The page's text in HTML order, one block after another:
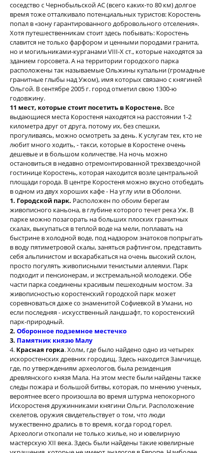
соседство с Чернобыльской АС (всего каких-то 80 км) долгое
время тоже отталкивало потенциальных туристов: Коростень
попал в «зону гарантированного добровольного отселения».
Хотя путешественникам стоит здесь побывать: Коростень
славится не только фарфором и ценными породами гранита,
но и могильниками-курганами VIII-Х ст., которые находятся за
зданием горсовета. А на территории городского парка
расположены так называемые Ольжины купальни (громадные
гранитные глыбы над Ужом), имя которых связано с княгиней
Ольгой. В сентябре 2005 г. город отметил свою 1300-ю
годовжину.
11 мест, которые стоит посетить в Коростене. Все
выдающиеся места Коростеня находятся на расстоянии 1-2
километра друг от друга, потому их, без спешки,
прогуливаясь, можно осмотреть за день. К услугам тех, кто не
любит много ходить, - такси, которые в Коростене очень
дешевые и в большом количестве. На ночь можно
остановиться в недавно отремонтированной трехзвездочной
гостинице Коростень, которая находится возле центральной
площади города. В центре Коростеня можно вкусно отобедать
в одном из двух хороших кафе - На углу или в Оболони.
1. Городской парк. Расположен по обоим берегам
живописного каньона, в глубине которого течет река Уж. В
парке можно позагорать на больших плоских гранитных
скалах, выкупаться в теплой воде на мели, поплавать на
быстрине в холодной воде, под надзором знатоков попрыгать
в воду пятиметровой скалы, заняться рафтингом, представить
себя альпинистом и вскарабкаться на очень высокий склон,
просто погулять живописными тенистыми аллеями. Парк
подходит и пенсионерам, и экстремальной молодежи. Обе
части парка соединены красивым пешеходным мостом. За
живописностью коростенский городской парк может
соревноваться даже со знаменитой Софиевкой в Умани, но
если последняя - искусственный ландшафт, то коростенский
парк-природный.
2. Оборонное подземное местечко
3. Памятник князю Малу
4. Красная горка. Холм, где было найдено одно из четырех
искоростенских древних городищ. Здесь находится Замчище,
где, по утверждениям археологов, была резиденция
древлянского князя Мала. На этом месте были найдены также
следы пожара и большой битвы, которая, по мнению ученых,
вероятнее всего произошла во время штурма непокорного
Искоростеня дружинниками княгини Ольги. Расположение
скелетов, оружия свидетельствует о том, что люди
мужественно дрались в то время, когда город горел.
Археологи откопали не только жилье, но и ювелирную
мастерскую ХІІ века. Здесь были найдены такие ювелирные